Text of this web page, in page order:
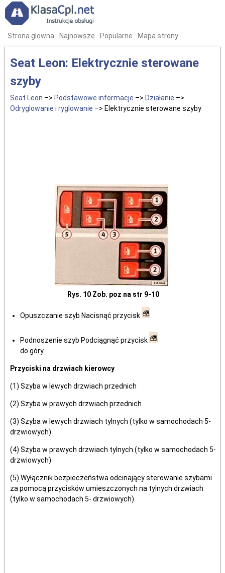
Strona glowna Najnowsze Popularne Mapa strony
Seat Leon: Elektrycznie sterowane
szyby
Seat Leon –> Podstawowe informacje –> Działanie –>
Odryglowanie i ryglowanie –> Elektrycznie sterowane szyby
Rys. 10 Zob. poz na str 9-10
Opuszczanie szyb Nacisnąć przycisk
Podnoszenie szyb Podciągnąć przycisk
do góry.
Przyciski na drzwiach kierowcy
(1) Szyba w lewych drzwiach przednich
(2) Szyba w prawych drzwiach przednich
(3) Szyba w lewych drzwiach tylnych (tylko w samochodach 5-
drzwiowych)
(4) Szyba w prawych drzwiach tylnych (tylko w samochodach 5-
drzwiowych)
(5) Wyłącznik bezpieczeństwa odcinający sterowanie szybami
za pomocą przycisków umieszczonych na tylnych drzwiach
(tylko w samochodach 5- drzwiowych)